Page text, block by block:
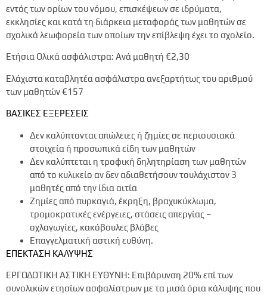
εντός των ορίων του νόμου, επισκέψεων σε ιδρύματα,
εκκλησίες και κατά τη διάρκεια μεταφοράς των μαθητών σε
σχολικά λεωφορεία των οποίων την επίβλεψη έχει το σχολείο.
Ετήσια Ολικά ασφάλιστρα: Ανά μαθητή €2,30
Ελάχιστα καταβλητέα ασφάλιστρα ανεξαρτήτως του αριθμού
των μαθητών€157
ΒΑΣΙΚΕΣ ΕΞΕΡΕΣΕΙΣ
Δεν καλύπτονται απώλειες ή ζημίες σε περιουσιακά
στοιχεία ή προσωπικά είδη των μαθητών
Δεν καλύπτεται η τροφική δηλητηρίαση των μαθητών
από το κυλικείο αν δεν αδιαθετήσουν τουλάχιστον 3
μαθητές από την ίδια αιτία
Ζημίες από πυρκαγιά, έκρηξη, βραχυκύκλωμα,
τρομοκρατικές ενέργειες, στάσεις απεργίας –
οχλαγωγίες, κακόβουλες βλάβες
Επαγγελματική αστική ευθύνη.
ΕΠΕΚΤΑΣΗ ΚΑΛΥΨΗΣ
ΕΡΓΟΔΟΤΙΚΗ ΑΣΤΙΚΗ ΕΥΘΥΝΗ: Επιβάρυνση 20% επί των
συνολικών ετησίων ασφαλίστρων με τα μισά όρια κάλυψης που